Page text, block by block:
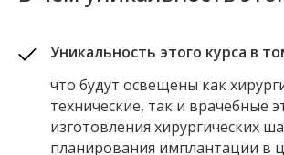
Уникальность этого курса в
что будут освещены как
технические, так и врачебные
изготовления хирургических
планирования имплантации в